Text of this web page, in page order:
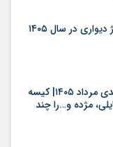
در سال ۱۴۰۵
قیمت جدید انواع برنج هندی مرداد ۱۴۰۵| کیسه
مژده و…را چند